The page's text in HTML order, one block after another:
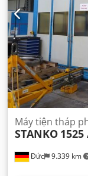
Đức 9.339 km
Máy tiện tháp
STANKO 1525